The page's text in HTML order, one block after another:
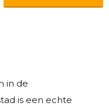
in de
is een echte